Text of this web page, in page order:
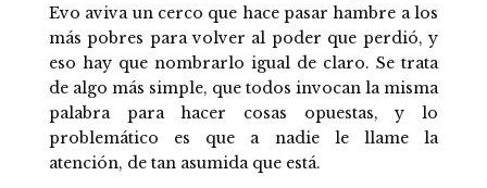
Evo aviva un cerco que hace pasar hambre a los
más pobres para volver al poder que perdió, y
eso hay que nombrarlo igual de claro. Se trata
de algo más simple, que todos invocan la misma
palabra para hacer cosas opuestas, y lo
problemático es que a nadie le llame la
atención, de tan asumida que está.